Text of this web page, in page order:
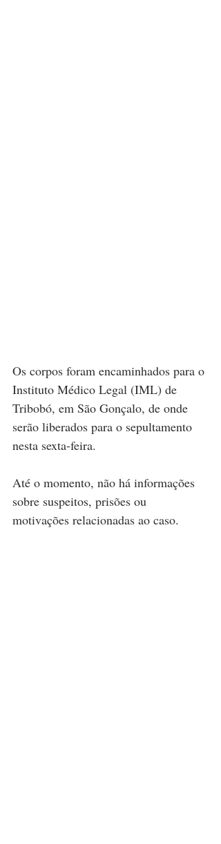
Os corpos foram encaminhados para o
Instituto Médico Legal (IML) de
Tribobó, em São Gonçalo, de onde
serão liberados para o sepultamento
nesta sexta-feira.
Até o momento, não há informações
sobre suspeitos, prisões ou
motivações relacionadas ao caso.